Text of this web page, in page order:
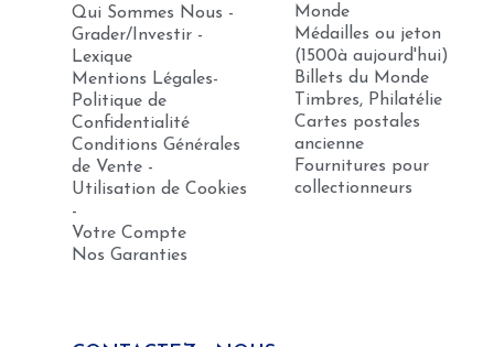
Qui Sommes Nous -
Grader/Investir -
Lexique
Mentions Légales-
Politique de
Confidentialité
Conditions Générales
de Vente -
Utilisation de Cookies
-
Votre Compte
Nos Garanties
Monde
Médailles ou jeton
(1500à aujourd'hui)
Billets du Monde
Timbres, Philatélie
Cartes postales
ancienne
Fournitures pour
collectionneurs